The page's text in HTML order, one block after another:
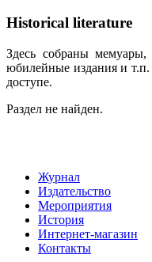
Historical literature
Здесь собраны мемуары,
юбилейные издания и т.п.
доступе.
Раздел не найден.
Журнал
Издательство
Мероприятия
История
Интернет-магазин
Контакты